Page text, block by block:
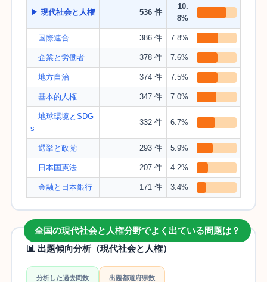
▶ 現代社会と人権 536 件
10.
8%
国際連合 386 件 7.8%
企業と労働者 378 件 7.6%
地方自治 374 件 7.5%
基本的人権 347 件 7.0%
地球環境とSDG
s
332 件 6.7%
選挙と政党 293 件 5.9%
日本国憲法 207 件 4.2%
金融と日本銀行 171 件 3.4%
全国の現代社会と人権分野でよく出ている問題は？
📊 出題傾向分析（現代社会と人権）
分析した過去問数 出題都道府県数